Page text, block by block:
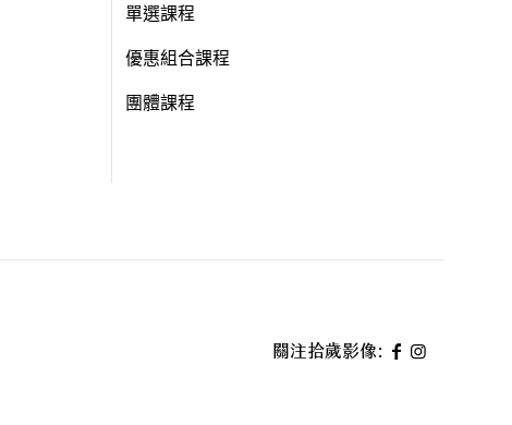
單選課程
優惠組合課程
團體課程
關注拾歲影像: